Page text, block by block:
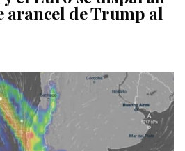
arancel de Trump al